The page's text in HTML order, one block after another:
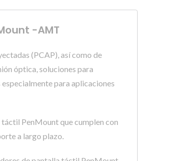
-AMT
(PCAP), así como de
óptica, soluciones para
para aplicaciones
PenMount que cumplen con
a largo plazo.